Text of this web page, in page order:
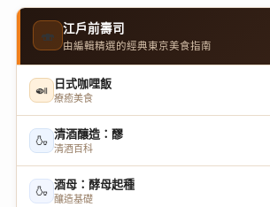
🍣 江戶前壽司
由編輯精選的經典東京美食指南
🍛 日式咖哩飯
療癒美食
🍶 清酒釀造：醪
清酒百科
🍶 酒母：酵母起種
釀造基礎